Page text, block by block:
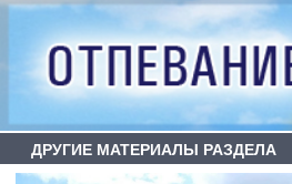
ДРУГИЕ МАТЕРИАЛЫ РАЗДЕЛА